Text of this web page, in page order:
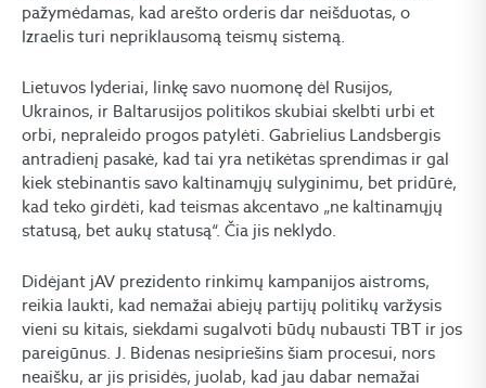
pažymėdamas, kad arešto orderis dar neišduotas, o
Izraelis turi nepriklausomą teismų sistemą.
Lietuvos lyderiai, linkę savo nuomonę dėl Rusijos,
Ukrainos, ir Baltarusijos politikos skubiai skelbti urbi et
orbi, nepraleido progos patylėti. Gabrielius Landsbergis
antradienį pasakė, kad tai yra netikėtas sprendimas ir gal
kiek stebinantis savo kaltinamųjų sulyginimu, bet pridūrė,
kad teko girdėti, kad teismas akcentavo „ne kaltinamųjų
statusą, bet aukų statusą“. Čia jis neklydo.
Didėjant jAV prezidento rinkimų kampanijos aistroms,
reikia laukti, kad nemažai abiejų partijų politikų varžysis
vieni su kitais, siekdami sugalvoti būdų nubausti TBT ir jos
pareigūnus. J. Bidenas nesipriešins šiam procesui, nors
neaišku, ar jis prisidės, juolab, kad jau dabar nemažai